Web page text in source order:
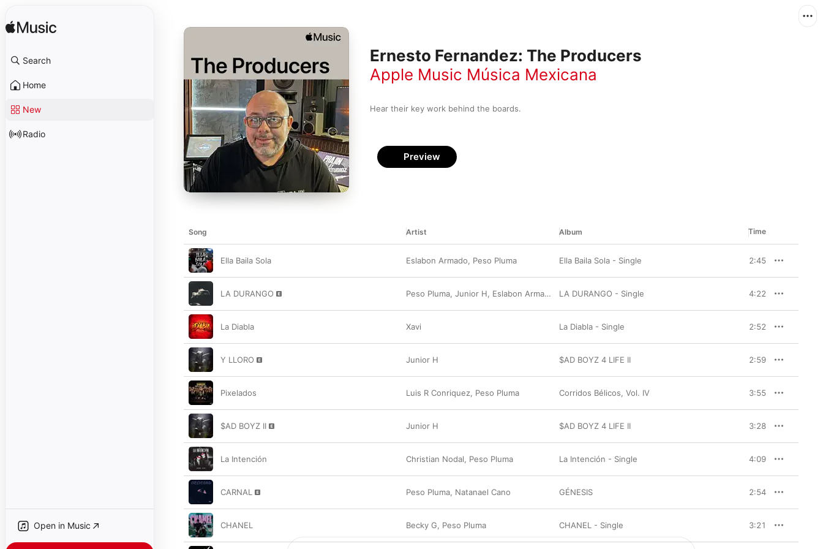
Search
Home
New
Radio
Open in Music
Ernesto Fernandez: The Producers
Apple Music Música Mexicana
Hear their key work behind the boards.
Preview
Song Artist Album Time
Ella Baila Sola Eslabon Armado, Peso Pluma Ella Baila Sola - Single 2:45
LA DURANGO Peso Pluma, Junior H, Eslabon Armado LA DURANGO - Single 4:22
La Diabla Xavi La Diabla - Single 2:52
Y LLORO Junior H $AD BOYZ 4 LIFE II 2:59
Pixelados Luis R Conriquez, Peso Pluma Corridos Bélicos, Vol. IV 3:55
$AD BOYZ II Junior H $AD BOYZ 4 LIFE II 3:28
La Intención Christian Nodal, Peso Pluma La Intención - Single 4:09
CARNAL Peso Pluma, Natanael Cano GÉNESIS 2:54
CHANEL Becky G, Peso Pluma CHANEL - Single 3:21